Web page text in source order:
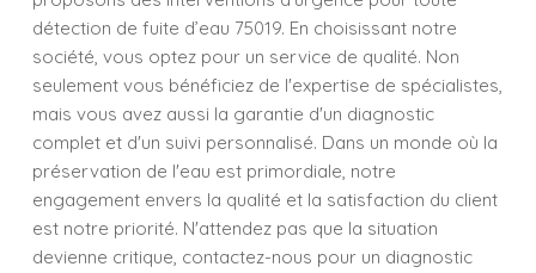
détection de fuite d’eau 75019. En choisissant notre
société, vous optez pour un service de qualité. Non
seulement vous bénéficiez de l'expertise de spécialistes,
mais vous avez aussi la garantie d'un diagnostic
complet et d'un suivi personnalisé. Dans un monde où la
préservation de l'eau est primordiale, notre
engagement envers la qualité et la satisfaction du client
est notre priorité. N'attendez pas que la situation
devienne critique, contactez-nous pour un diagnostic